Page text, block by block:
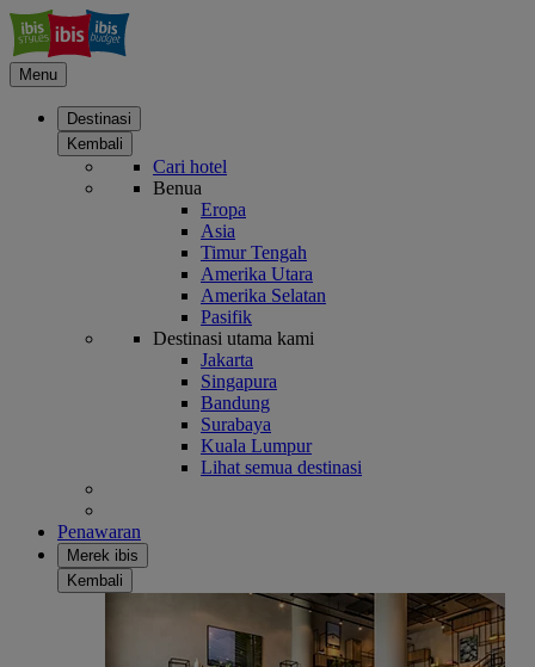
Menu
Destinasi
Kembali
Cari hotel
Benua
Eropa
Asia
Timur Tengah
Amerika Utara
Amerika Selatan
Pasifik
Destinasi utama kami
Jakarta
Singapura
Bandung
Surabaya
Kuala Lumpur
Lihat semua destinasi
Penawaran
Merek ibis
Kembali